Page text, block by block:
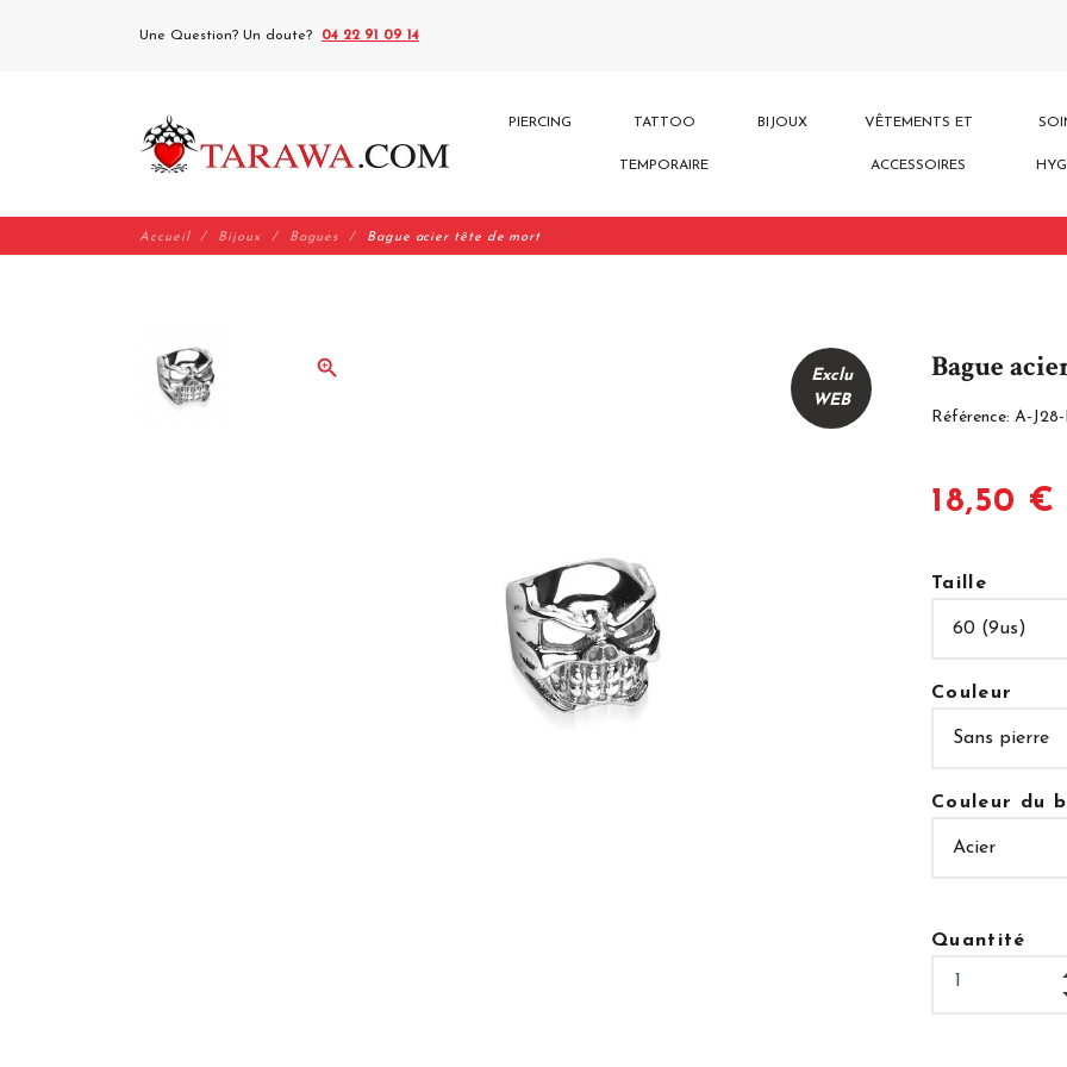
Une Question? Un doute? 04 22 91 09 14
PIERCING TATTOO
TEMPORAIRE
BIJOUX VÊTEMENTS ET
ACCESSOIRES
Accueil Bijoux Bagues Bague acier tête de mort
zoom_in
Exclu
WEB
Bague
Référence: A-
18,50 €
Taille
Couleur
Couleur du
Quantité